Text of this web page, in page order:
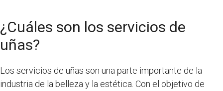
¿Cuáles son los servicios de
uñas?
Los servicios de uñas son una parte importante de la
industria de la belleza y la estética. Con el objetivo de